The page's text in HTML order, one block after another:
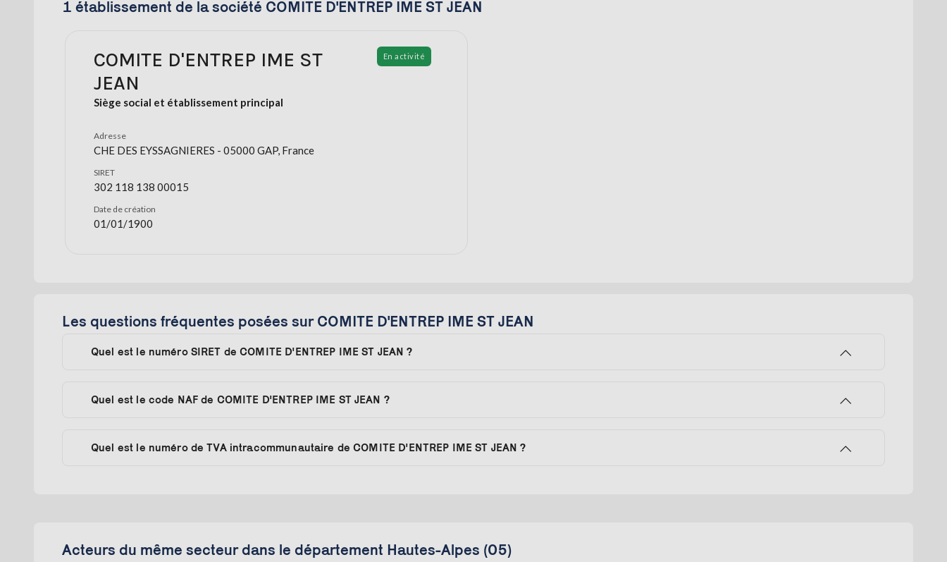
1 établissement de la société COMITE D'ENTREP IME ST JEAN
COMITE D'ENTREP IME ST
JEAN
Siège social et établissement principal
En activité
Adresse
CHE DES EYSSAGNIERES - 05000 GAP, France
SIRET
302 118 138 00015
Date de création
01/01/1900
Les questions fréquentes posées sur COMITE D'ENTREP IME ST JEAN
Quel est le numéro SIRET de COMITE D'ENTREP IME ST JEAN ?
Quel est le code NAF de COMITE D'ENTREP IME ST JEAN ?
Quel est le numéro de TVA intracommunautaire de COMITE D'ENTREP IME ST JEAN ?
Acteurs du même secteur dans le département Hautes-Alpes (05)